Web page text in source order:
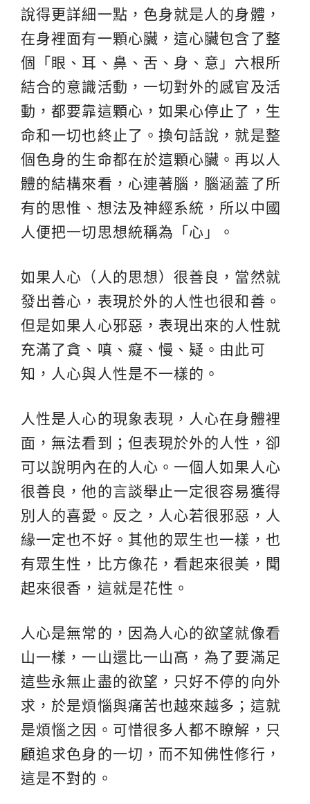
說得更詳細一點，色身就是人的身體，
在身裡面有一顆心臟，這心臟包含了整
個「眼、耳、鼻、舌、身、意」六根所
結合的意識活動，一切對外的感官及活
動，都要靠這顆心，如果心停止了，生
命和一切也終止了。換句話說，就是整
個色身的生命都在於這顆心臟。再以人
體的結構來看，心連著腦，腦涵蓋了所
有的思惟、想法及神經系統，所以中國
人便把一切思想統稱為「心」。
如果人心（人的思想）很善良，當然就
發出善心，表現於外的人性也很和善。
但是如果人心邪惡，表現出來的人性就
充滿了貪、嗔、癡、慢、疑。由此可
知，人心與人性是不一樣的。
人性是人心的現象表現，人心在身體裡
面，無法看到；但表現於外的人性，卻
可以說明內在的人心。一個人如果人心
很善良，他的言談舉止一定很容易獲得
別人的喜愛。反之，人心若很邪惡，人
緣一定也不好。其他的眾生也一樣，也
有眾生性，比方像花，看起來很美，聞
起來很香，這就是花性。
人心是無常的，因為人心的欲望就像看
山一樣，一山還比一山高，為了要滿足
這些永無止盡的欲望，只好不停的向外
求，於是煩惱與痛苦也越來越多；這就
是煩惱之因。可惜很多人都不瞭解，只
顧追求色身的一切，而不知佛性修行，
這是不對的。